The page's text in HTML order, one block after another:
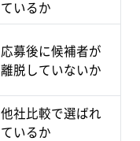
ているか
応募後に候補者が
離脱していないか
他社比較で選ばれ
ているか